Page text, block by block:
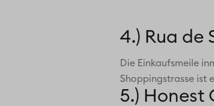
4.) Rua de
Die Einkaufsmeile
Shoppingstrasse ist
5.) Honest